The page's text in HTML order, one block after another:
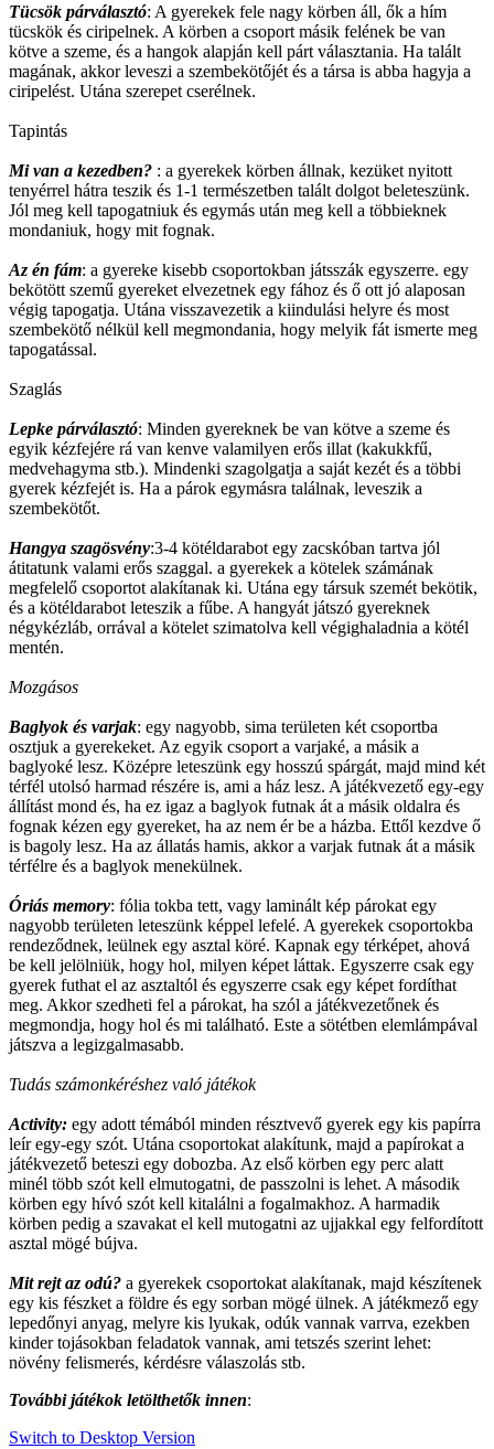
Tücsök párválasztó: A gyerekek fele nagy körben áll, ők a hím
tücskök és ciripelnek. A körben a csoport másik felének be van
kötve a szeme, és a hangok alapján kell párt választania. Ha talált
magának, akkor leveszi a szembekötőjét és a társa is abba hagyja a
ciripelést. Utána szerepet cserélnek.
Tapintás
Mi van a kezedben? : a gyerekek körben állnak, kezüket nyitott
tenyérrel hátra teszik és 1-1 természetben talált dolgot beleteszünk.
Jól meg kell tapogatniuk és egymás után meg kell a többieknek
mondaniuk, hogy mit fognak.
Az én fám: a gyereke kisebb csoportokban játsszák egyszerre. egy
bekötött szemű gyereket elvezetnek egy fához és ő ott jó alaposan
végig tapogatja. Utána visszavezetik a kiindulási helyre és most
szembekötő nélkül kell megmondania, hogy melyik fát ismerte meg
tapogatással.
Szaglás
Lepke párválasztó: Minden gyereknek be van kötve a szeme és
egyik kézfejére rá van kenve valamilyen erős illat (kakukkfű,
medvehagyma stb.). Mindenki szagolgatja a saját kezét és a többi
gyerek kézfejét is. Ha a párok egymásra találnak, leveszik a
szembekötőt.
Hangya szagösvény:3-4 kötéldarabot egy zacskóban tartva jól
átitatunk valami erős szaggal. a gyerekek a kötelek számának
megfelelő csoportot alakítanak ki. Utána egy társuk szemét bekötik,
és a kötéldarabot leteszik a fűbe. A hangyát játszó gyereknek
négykézláb, orrával a kötelet szimatolva kell végighaladnia a kötél
mentén.
Mozgásos
Baglyok és varjak: egy nagyobb, sima területen két csoportba
osztjuk a gyerekeket. Az egyik csoport a varjaké, a másik a
baglyoké lesz. Középre leteszünk egy hosszú spárgát, majd mind két
térfél utolsó harmad részére is, ami a ház lesz. A játékvezető egy-egy
állítást mond és, ha ez igaz a baglyok futnak át a másik oldalra és
fognak kézen egy gyereket, ha az nem ér be a házba. Ettől kezdve ő
is bagoly lesz. Ha az állatás hamis, akkor a varjak futnak át a másik
térfélre és a baglyok menekülnek.
Óriás memory: fólia tokba tett, vagy laminált kép párokat egy
nagyobb területen leteszünk képpel lefelé. A gyerekek csoportokba
rendeződnek, leülnek egy asztal köré. Kapnak egy térképet, ahová
be kell jelölniük, hogy hol, milyen képet láttak. Egyszerre csak egy
gyerek futhat el az asztaltól és egyszerre csak egy képet fordíthat
meg. Akkor szedheti fel a párokat, ha szól a játékvezetőnek és
megmondja, hogy hol és mi található. Este a sötétben elemlámpával
játszva a legizgalmasabb.
Tudás számonkéréshez való játékok
Activity: egy adott témából minden résztvevő gyerek egy kis papírra
leír egy-egy szót. Utána csoportokat alakítunk, majd a papírokat a
játékvezető beteszi egy dobozba. Az első körben egy perc alatt
minél több szót kell elmutogatni, de passzolni is lehet. A második
körben egy hívó szót kell kitalálni a fogalmakhoz. A harmadik
körben pedig a szavakat el kell mutogatni az ujjakkal egy felfordított
asztal mögé bújva.
Mit rejt az odú? a gyerekek csoportokat alakítanak, majd készítenek
egy kis fészket a földre és egy sorban mögé ülnek. A játékmező egy
lepedőnyi anyag, melyre kis lyukak, odúk vannak varrva, ezekben
kinder tojásokban feladatok vannak, ami tetszés szerint lehet:
növény felismerés, kérdésre válaszolás stb.
További játékok letölthetők innen:
Switch to Desktop Version